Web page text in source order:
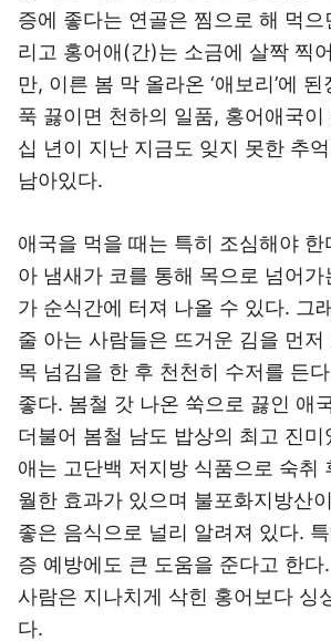
증에 좋다는 연골은 찜으로 해 먹으
리고 홍어애(간)는 소금에 살짝 찍
만, 이른 봄 막 올라온 ‘애보리’에
푹 끓이면 천하의 일품, 홍어애국
십 년이 지난 지금도 잊지 못한 추
남아있다.
애국을 먹을 때는 특히 조심해야 한
아 냄새가 코를 통해 목으로 넘어가
가 순식간에 터져 나올 수 있다. 그
줄 아는 사람들은 뜨거운 김을 먼
목 넘김을 한 후 천천히 수저를 든
좋다. 봄철 갓 나온 쑥으로 끓인 애
더불어 봄철 남도 밥상의 최고 진미
애는 고단백 저지방 식품으로 숙취
월한 효과가 있으며 불포화지방산
좋은 음식으로 널리 알려져 있다.
증 예방에도 큰 도움을 준다고 한
사람은 지나치게 삭힌 홍어보다 싱
다.